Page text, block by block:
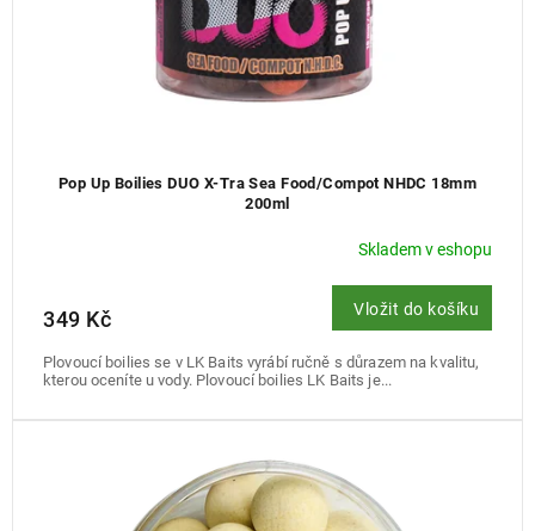
Pop Up Boilies DUO X-Tra Sea Food/Compot NHDC 18mm
200ml
Skladem v eshopu
349 Kč Vložit do košíku
Plovoucí boilies se v LK Baits vyrábí ručně s důrazem na kvalitu,
kterou oceníte u vody. Plovoucí boilies LK Baits je...